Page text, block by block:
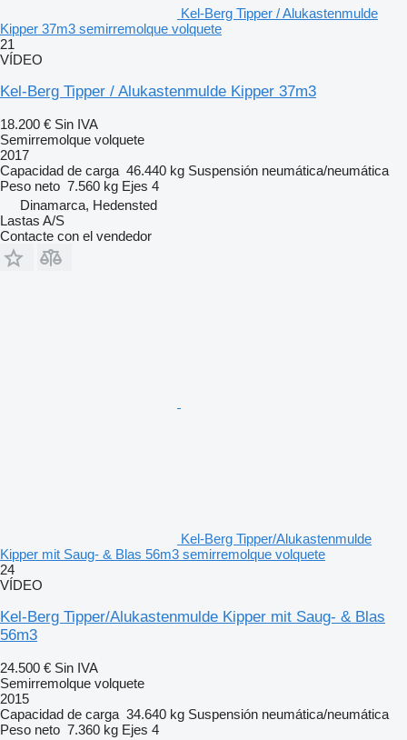
Kel-Berg Tipper / Alukastenmulde
Kipper 37m3 semirremolque volquete
21
VÍDEO
Kel-Berg Tipper / Alukastenmulde Kipper 37m3
18.200 € Sin IVA
Semirremolque volquete
2017
Capacidad de carga 46.440 kg Suspensión neumática/neumática
Peso neto 7.560 kg Ejes 4
Dinamarca, Hedensted
Lastas A/S
Contacte con el vendedor
Kel-Berg Tipper/Alukastenmulde
Kipper mit Saug- & Blas 56m3 semirremolque volquete
24
VÍDEO
Kel-Berg Tipper/Alukastenmulde Kipper mit Saug- & Blas
56m3
24.500 € Sin IVA
Semirremolque volquete
2015
Capacidad de carga 34.640 kg Suspensión neumática/neumática
Peso neto 7.360 kg Ejes 4